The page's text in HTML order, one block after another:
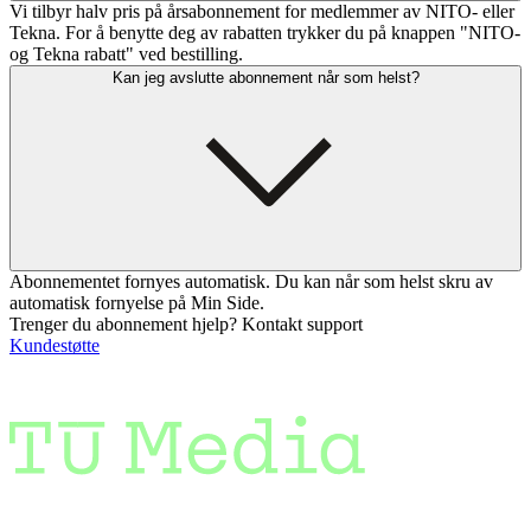
Vi tilbyr halv pris på årsabonnement for medlemmer av NITO- eller
Tekna. For å benytte deg av rabatten trykker du på knappen "NITO-
og Tekna rabatt" ved bestilling.
Kan jeg avslutte abonnement når som helst?
Abonnementet fornyes automatisk. Du kan når som helst skru av
automatisk fornyelse på Min Side.
Trenger du abonnement hjelp? Kontakt support
Kundestøtte